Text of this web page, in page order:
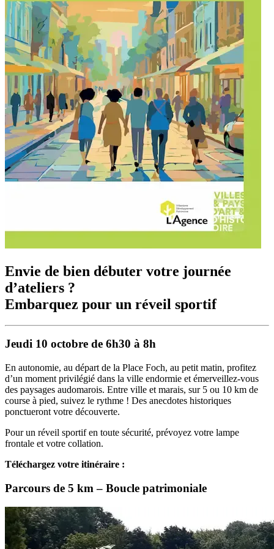
Envie de bien débuter votre journée
d’ateliers ?
Embarquez pour un réveil sportif
Jeudi 10 octobre de 6h30 à 8h
En autonomie, au départ de la Place Foch, au petit matin, profitez
d’un moment privilégié dans la ville endormie et émerveillez-vous
des paysages audomarois. Entre ville et marais, sur 5 ou 10 km de
course à pied, suivez le rythme ! Des anecdotes historiques
ponctueront votre découverte.
Pour un réveil sportif en toute sécurité, prévoyez votre lampe
frontale et votre collation.
Téléchargez votre itinéraire :
Parcours de 5 km – Boucle patrimoniale